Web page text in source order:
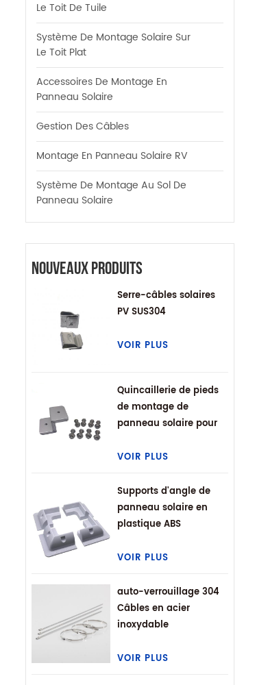
Le Toit De Tuile
Système De Montage Solaire Sur
Le Toit Plat
Accessoires De Montage En
Panneau Solaire
Gestion Des Câbles
Montage En Panneau Solaire RV
Système De Montage Au Sol De
Panneau Solaire
Nouveaux Produits
Serre-câbles solaires
PV SUS304
VOIR PLUS
Quincaillerie de pieds
de montage de
panneau solaire pour
VOIR PLUS
Supports d'angle de
panneau solaire en
plastique ABS
VOIR PLUS
auto-verrouillage 304
Câbles en acier
inoxydable
VOIR PLUS